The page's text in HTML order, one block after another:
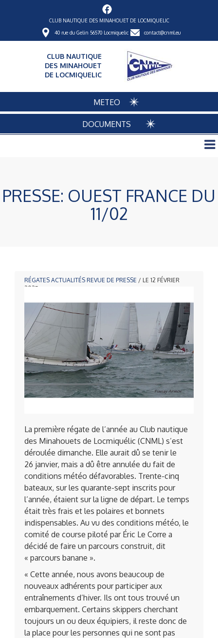
CLUB NAUTIQUE DES MINAHOUET DE LOCMIQUELIC
40 rue du Gelin 56570 Locmiquelic contact@cnml.eu
CLUB NAUTIQUE
DES MINAHOUET
DE LOCMIQUELIC
METEO
DOCUMENTS
PRESSE: OUEST FRANCE DU
11/02
RÉGATES ACTUALITÉS REVUE DE PRESSE / LE 12 FÉVRIER
2025
La première régate de l’année au Club nautique
des Minahouets de Locmiquélic (CNML) s’est
déroulée dimanche. Elle aurait dû se tenir le
26 janvier, mais a dû être annulée du fait de
conditions météo défavorables. Trente-cinq
bateaux, sur les quarante-sept inscrits pour
l’année, étaient sur la ligne de départ. Le temps
était très frais et les polaires et bonnets
indispensables. Au vu des conditions météo, le
comité de course piloté par Éric Le Corre a
décidé de faire un parcours construit, dit
« parcours banane ».
« Cette année, nous avons beaucoup de
nouveaux adhérents pour participer aux
entraînements d’hiver. Ils ont tous trouvé un
embarquement. Certains skippers cherchant
toujours un ou deux équipiers, il reste donc de
la place pour les personnes qui ne sont pas